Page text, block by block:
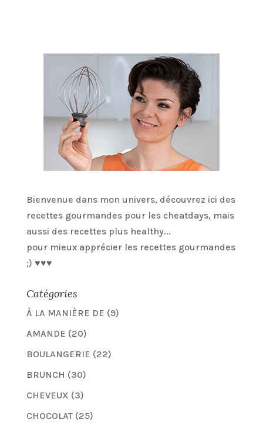
Bienvenue dans mon univers, découvrez ici des
recettes gourmandes pour les cheatdays, mais
aussi des recettes plus healthy...
pour mieux apprécier les recettes gourmandes
;) ♥♥♥
Catégories
À LA MANIÈRE DE (9)
AMANDE (20)
BOULANGERIE (22)
BRUNCH (30)
CHEVEUX (3)
CHOCOLAT(25)